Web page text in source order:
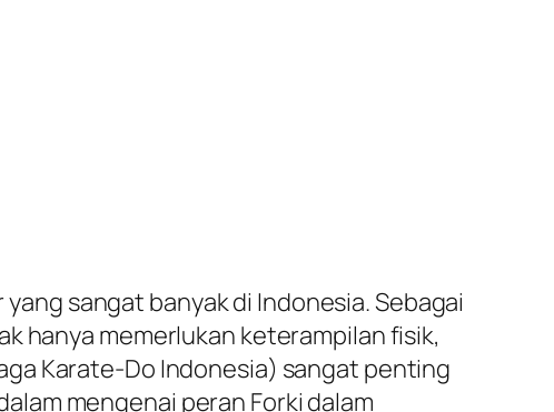
sangat banyak di Indonesia. Sebagai
hanya memerlukan keterampilan fisik,
Karate-Do Indonesia) sangat penting
mengenai peran Forki dalam